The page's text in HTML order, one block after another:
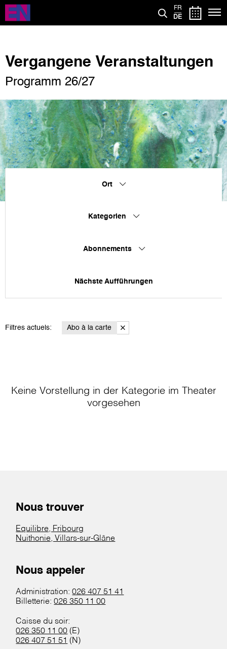
Direkt
zum
Inhalt
FR
DE
Vergangene Veranstaltungen
Programm 26/27
Ort
Kategorien
Abonnements
Nächste Aufführungen
Filtres actuels: Abo à la carte
Keine Vorstellung in der Kategorie im Theater
vorgesehen
Nous trouver
Equilibre, Fribourg
Nuithonie, Villars-sur-Glâne
Nous appeler
Administration:026 407 51 41
Billetterie:026 350 11 00
Caisse du soir:
026 350 11 00 (E)
026 407 51 51 (N)